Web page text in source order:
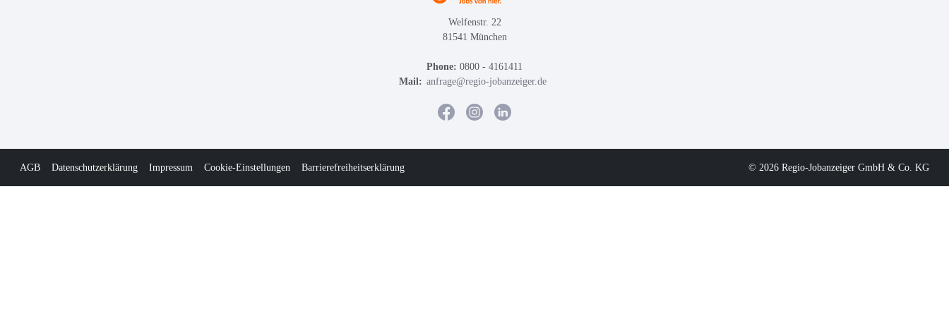
Welfenstr. 22
81541 München
Phone: 0800 - 4161411
Mail: anfrage@regio-jobanzeiger.de
AGB Datenschutzerklärung Impressum Cookie-Einstellungen Barrierefreiheitserklärung © 2026 Regio-Jobanzeiger GmbH & Co. KG